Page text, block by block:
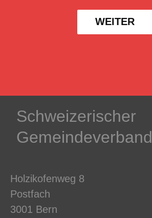
WEITER
Schweizerischer
Gemeindeverband
Holzikofenweg 8
Postfach
3001 Bern